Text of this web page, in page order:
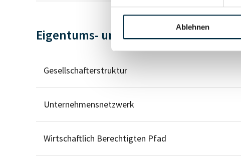
Ablehnen
Eigentums- und Kontrollstruktur
Gesellschafterstruktur
Unternehmensnetzwerk
Wirtschaftlich Berechtigten Pfad